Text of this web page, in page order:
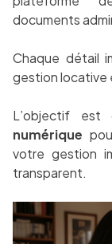
documents
Chaque détail
gestion locative
L’objectif est
numérique
votre gestion
transparent.